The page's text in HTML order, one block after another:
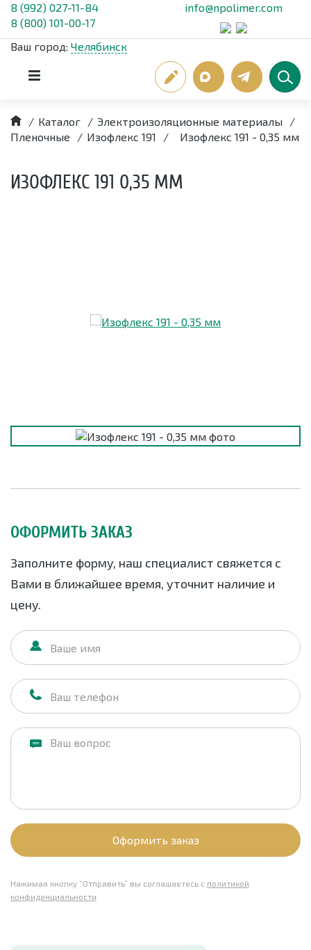
8 (992) 027-11-84
8 (800) 101-00-17
info@npolimer.com
Ваш город: Челябинск
/ Каталог / Электроизоляционные материалы
/
Пленочные
/ Изофлекс 191 / Изофлекс 191 - 0,35 мм
ИЗОФЛЕКС 191 0,35 ММ
ОФОРМИТЬ ЗАКАЗ
Заполните форму, наш специалист свяжется с
Вами в ближайшее время, уточнит наличие и
цену.
Оформить заказ
Нажимая кнопку “Отправить” вы соглашаетесь с политикой
конфиденциальности